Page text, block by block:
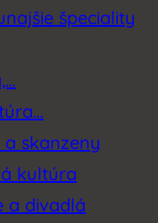
špeciality
a skanzeny
kultúra
a divadlá